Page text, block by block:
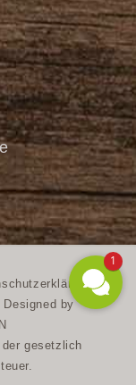
|
Designed by
gesetzlich
1